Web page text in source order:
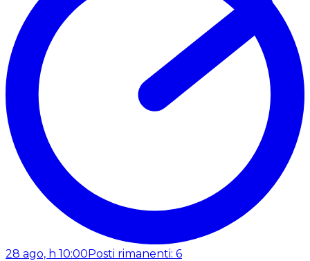
28 ago, h 10:00Posti rimanenti: 6